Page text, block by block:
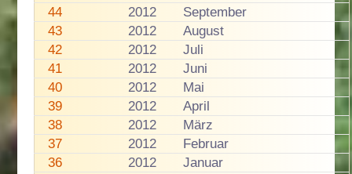
44
2012
September
43
2012
August
42
2012
Juli
41
2012
Juni
40
2012
Mai
39
2012
April
38
2012
März
37
2012
Februar
36
2012
Januar